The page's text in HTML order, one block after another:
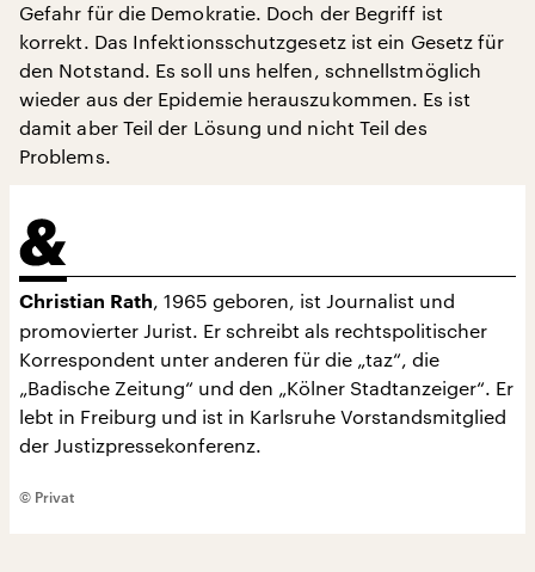
Gefahr für die Demokratie. Doch der Begriff ist
korrekt. Das Infektionsschutzgesetz ist ein Gesetz für
den Notstand. Es soll uns helfen, schnellstmöglich
wieder aus der Epidemie herauszukommen. Es ist
damit aber Teil der Lösung und nicht Teil des
Problems.
Christian Rath, 1965 geboren, ist Journalist und
promovierter Jurist. Er schreibt als rechtspolitischer
Korrespondent unter anderen für die „taz“, die
„Badische Zeitung“ und den „Kölner Stadtanzeiger“. Er
lebt in Freiburg und ist in Karlsruhe Vorstandsmitglied
der Justizpressekonferenz.
© Privat